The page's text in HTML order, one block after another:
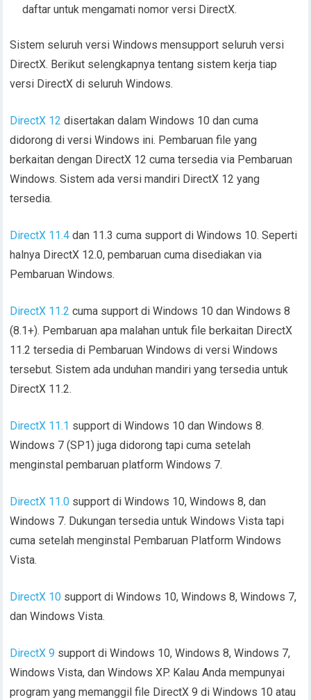
daftar untuk mengamati nomor versi DirectX.
Sistem seluruh versi Windows mensupport seluruh versi
DirectX. Berikut selengkapnya tentang sistem kerja tiap
versi DirectX di seluruh Windows.
DirectX 12 disertakan dalam Windows 10 dan cuma
didorong di versi Windows ini. Pembaruan file yang
berkaitan dengan DirectX 12 cuma tersedia via Pembaruan
Windows. Sistem ada versi mandiri DirectX 12 yang
tersedia.
DirectX 11.4 dan 11.3 cuma support di Windows 10. Seperti
halnya DirectX 12.0, pembaruan cuma disediakan via
Pembaruan Windows.
DirectX 11.2 cuma support di Windows 10 dan Windows 8
(8.1+). Pembaruan apa malahan untuk file berkaitan DirectX
11.2 tersedia di Pembaruan Windows di versi Windows
tersebut. Sistem ada unduhan mandiri yang tersedia untuk
DirectX 11.2.
DirectX 11.1 support di Windows 10 dan Windows 8.
Windows 7 (SP1) juga didorong tapi cuma setelah
menginstal pembaruan platform Windows 7.
DirectX 11.0 support di Windows 10, Windows 8, dan
Windows 7. Dukungan tersedia untuk Windows Vista tapi
cuma setelah menginstal Pembaruan Platform Windows
Vista.
DirectX 10 support di Windows 10, Windows 8, Windows 7,
dan Windows Vista.
DirectX 9 support di Windows 10, Windows 8, Windows 7,
Windows Vista, dan Windows XP. Kalau Anda mempunyai
program yang memanggil file DirectX 9 di Windows 10 atau